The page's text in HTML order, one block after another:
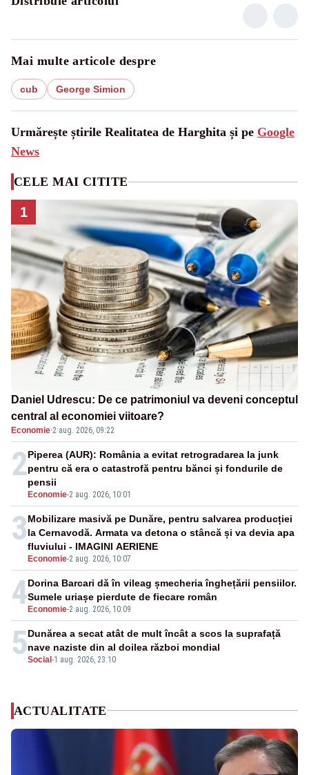
Mai multe articole despre
cub George Simion
Urmărește știrile Realitatea de Harghita și pe Google
News
CELE MAI CITITE
1
Daniel Udrescu: De ce patrimoniul va deveni conceptul
central al economiei viitoare?
Economie·2 aug. 2026, 09:22
2
Economie-2 aug. 2026, 10:01
Piperea (AUR): România a evitat retrogradarea la junk
pentru că era o catastrofă pentru bănci și fondurile de
pensii
3
Economie-2 aug. 2026, 10:07
Mobilizare masivă pe Dunăre, pentru salvarea producției
la Cernavodă. Armata va detona o stâncă și va devia apa
fluviului - IMAGINI AERIENE
4Economie-2 aug. 2026, 10:09
Dorina Barcari dă în vileag șmecheria înghețării pensiilor.
Sumele uriașe pierdute de fiecare român
5Social-1 aug. 2026, 23:10
Dunărea a secat atât de mult încât a scos la suprafață
nave naziste din al doilea război mondial
ACTUALITATE